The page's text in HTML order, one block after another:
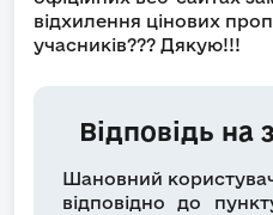
відхилення цінових
учасників??? Дякую!!!
Відповідь на
Шановний
відповідно до